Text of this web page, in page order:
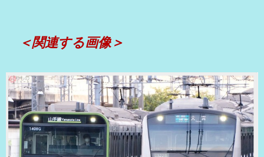
＜関連する画像＞